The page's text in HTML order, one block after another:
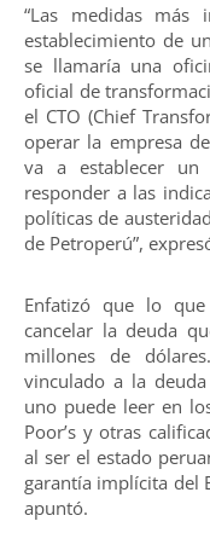
“Las medidas más
establecimiento de
se llamaría una
oficial de
el CTO (Chief
operar la empresa
va a establecer un
responder a las
políticas de
de Petroperú”,
Enfatizó que lo
cancelar la deuda
millones de
vinculado a la
uno puede leer en
Poor’s y otras
al ser el estado
garantía implícita del
apuntó.